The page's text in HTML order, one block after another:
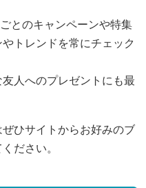
とのキャンペーンや特集
トレンドを常にチェック
人へのプレゼントにも最
ひサイトからお好みのブ
ださい。